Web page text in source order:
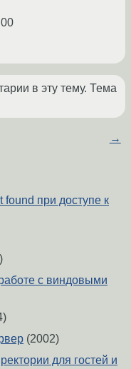
в эту тему. Тема
→
при доступе к
с виндовыми
(2002)
для гостей и